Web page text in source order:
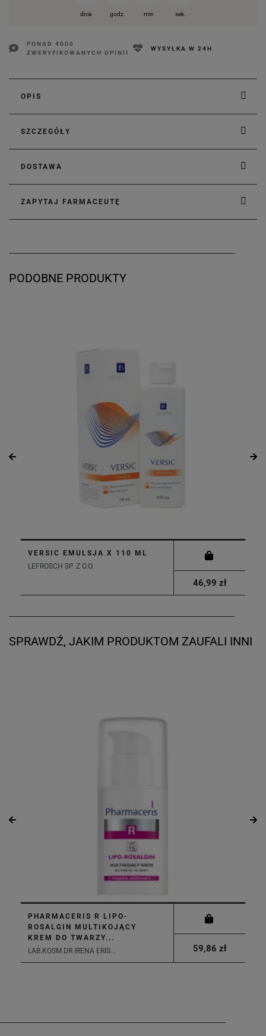
dnia godz. min sek.
PONAD 4000
ZWERYFIKOWANYCH OPINII
WYSYŁKA W 24H
OPIS
SZCZEGÓŁY
DOSTAWA
ZAPYTAJ FARMACEUTĘ
PODOBNE PRODUKTY
VERSIC EMULSJA X 110 ML
LEFROSCH SP. Z O.O.
46,99 zł
SPRAWDŹ, JAKIM PRODUKTOM ZAUFALI INNI
PHARMACERIS R LIPO-
ROSALGIN MULTIKOJĄCY
KREM DO TWARZY...
LAB.KOSM.DR IRENA ERIS...
59,86 zł